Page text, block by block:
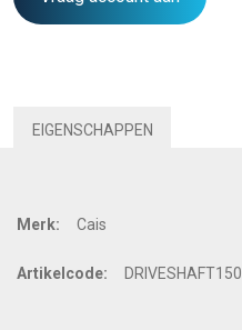
EIGENSCHAPPEN
Merk: Cais
Artikelcode: DRIVESHAFT150